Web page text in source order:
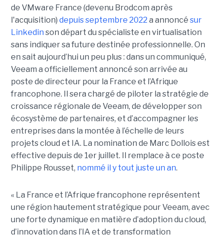
de VMware France (devenu Brodcom après
l'acquisition) depuis septembre 2022 a annoncé sur
Linkedin son départ du spécialiste en virtualisation
sans indiquer sa future destinée professionnelle. On
en sait aujourd’hui un peu plus : dans un communiqué,
Veeam a officiellement annoncé son arrivée au
poste de directeur pour la France et l’Afrique
francophone. Il sera chargé de piloter la stratégie de
croissance régionale de Veeam, de développer son
écosystème de partenaires, et d’accompagner les
entreprises dans la montée à l’échelle de leurs
projets cloud et IA. La nomination de Marc Dollois est
effective depuis de 1er juillet. Il remplace à ce poste
Philippe Rousset, nommé il y tout juste un an.
« La France et l’Afrique francophone représentent
une région hautement stratégique pour Veeam, avec
une forte dynamique en matière d’adoption du cloud,
d’innovation dans l’IA et de transformation